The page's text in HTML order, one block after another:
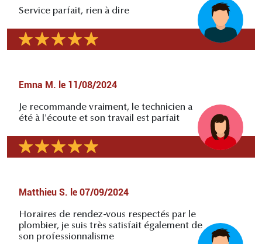
Service parfait, rien à dire
Emna M. le 11/08/2024
Je recommande vraiment, le technicien a
été à l'écoute et son travail est parfait
Matthieu S. le 07/09/2024
Horaires de rendez-vous respectés par le
plombier, je suis très satisfait également de
son professionnalisme